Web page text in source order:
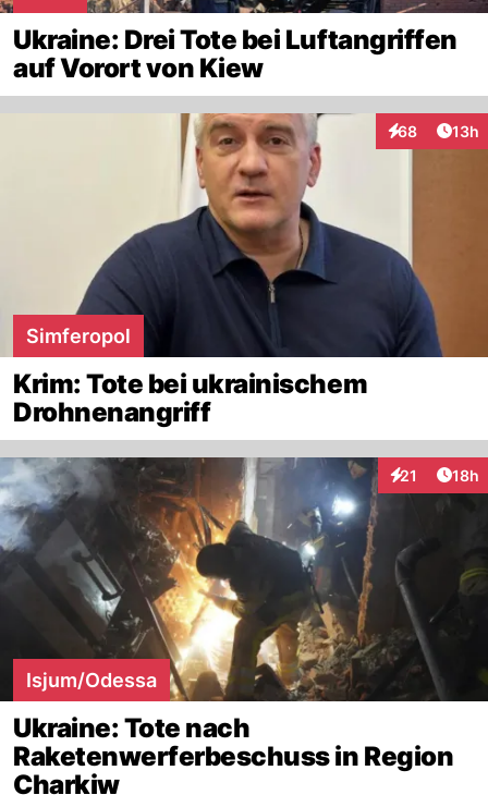
Ukraine: Drei Tote bei Luftangriffen
auf Vorort von Kiew
68
Interaktionen
13h
Simferopol
Krim: Tote bei ukrainischem
Drohnenangriff
21
Interaktionen
18h
Isjum/Odessa
Ukraine: Tote nach
Raketenwerferbeschuss in Region
Charkiw